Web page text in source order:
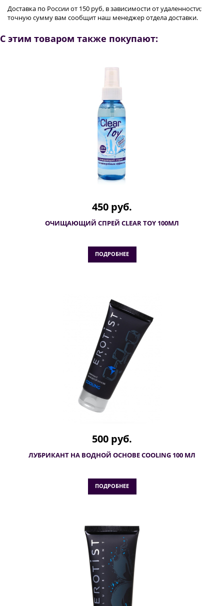
Доставка по России от 150 руб, в зависимости от удаленности;
точную сумму вам сообщит наш менеджер отдела доставки.
С этим товаром также покупают:
450 руб.
ОЧИЩАЮЩИЙ СПРЕЙ CLEAR TOY 100МЛ
ПОДРОБНЕЕ
500 руб.
ЛУБРИКАНТ НА ВОДНОЙ ОСНОВЕ COOLING 100 МЛ
ПОДРОБНЕЕ